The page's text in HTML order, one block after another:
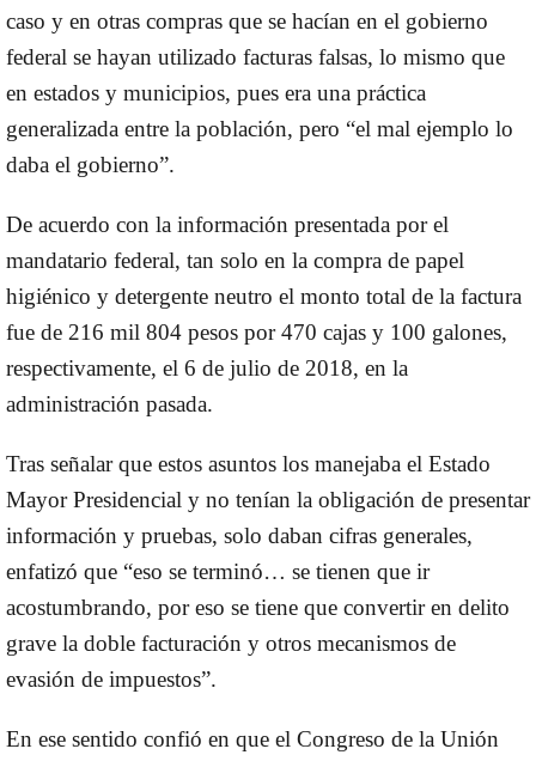
caso y en otras compras que se hacían en el gobierno
federal se hayan utilizado facturas falsas, lo mismo que
en estados y municipios, pues era una práctica
generalizada entre la población, pero “el mal ejemplo lo
daba el gobierno”.
De acuerdo con la información presentada por el
mandatario federal, tan solo en la compra de papel
higiénico y detergente neutro el monto total de la factura
fue de 216 mil 804 pesos por 470 cajas y 100 galones,
respectivamente, el 6 de julio de 2018, en la
administración pasada.
Tras señalar que estos asuntos los manejaba el Estado
Mayor Presidencial y no tenían la obligación de presentar
información y pruebas, solo daban cifras generales,
enfatizó que “eso se terminó… se tienen que ir
acostumbrando, por eso se tiene que convertir en delito
grave la doble facturación y otros mecanismos de
evasión de impuestos”.
En ese sentido confió en que el Congreso de la Unión